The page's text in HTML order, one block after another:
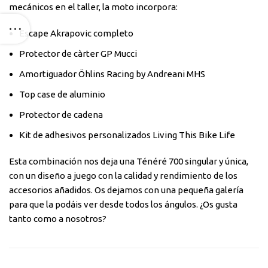
mecánicos en el taller, la moto incorpora:
Escape Akrapovic completo
Protector de càrter GP Mucci
Amortiguador Öhlins Racing by Andreani MHS
Top case de aluminio
Protector de cadena
Kit de adhesivos personalizados Living This Bike Life
Esta combinación nos deja una Ténéré 700 singular y única,
con un diseño a juego con la calidad y rendimiento de los
accesorios añadidos. Os dejamos con una pequeña galería
para que la podáis ver desde todos los ángulos. ¿Os gusta
tanto como a nosotros?